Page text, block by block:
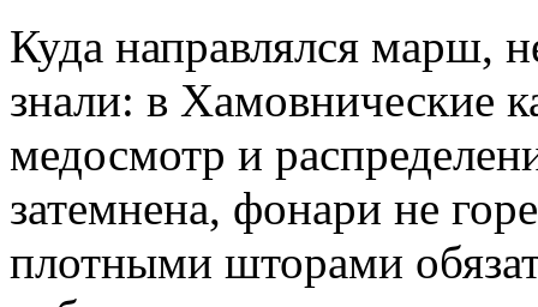
Куда направлялся марш,
знали: в Хамовнические
медосмотр и
затемнена, фонари не
плотными шторами